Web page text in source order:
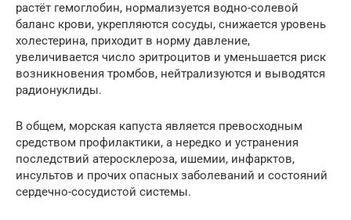
растёт гемоглобин, нормализуется водно-солевой
баланс крови, укрепляются сосуды, снижается уровень
холестерина, приходит в норму давление,
увеличивается число эритроцитов и уменьшается риск
возникновения тромбов, нейтрализуются и выводятся
радионуклиды.
В общем, морская капуста является превосходным
средством профилактики, а нередко и устранения
последствий атеросклероза, ишемии, инфарктов,
инсультов и прочих опасных заболеваний и состояний
сердечно-сосудистой системы.